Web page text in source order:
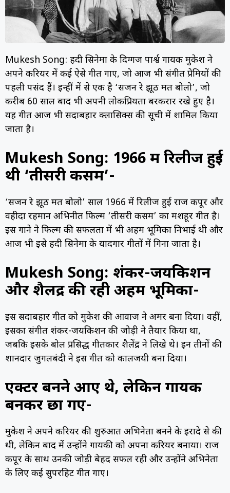
Mukesh Song: हिंदी सिनेमा के दिग्गज पार्श्व गायक मुकेश ने
अपने करियर में कई ऐसे गीत गाए, जो आज भी संगीत प्रेमियों की
पहली पसंद हैं। इन्हीं में से एक है ‘सजन रे झूठ मत बोलो’, जो
करीब 60 साल बाद भी अपनी लोकप्रियता बरकरार रखे हुए है।
यह गीत आज भी सदाबहार क्लासिक्स की सूची में शामिल किया
जाता है।
Mukesh Song: 1966 में रिलीज हुई
थी ‘तीसरी कसम’-
‘सजन रे झूठ मत बोलो’ साल 1966 में रिलीज हुई राज कपूर और
वहीदा रहमान अभिनीत फिल्म ‘तीसरी कसम’ का मशहूर गीत है।
इस गाने ने फिल्म की सफलता में भी अहम भूमिका निभाई थी और
आज भी इसे हिंदी सिनेमा के यादगार गीतों में गिना जाता है।
Mukesh Song: शंकर-जयकिशन
और शैलेंद्र की रही अहम भूमिका-
इस सदाबहार गीत को मुकेश की आवाज ने अमर बना दिया। वहीं,
इसका संगीत शंकर-जयकिशन की जोड़ी ने तैयार किया था,
जबकि इसके बोल प्रसिद्ध गीतकार शैलेंद्र ने लिखे थे। इन तीनों की
शानदार जुगलबंदी ने इस गीत को कालजयी बना दिया।
एक्टर बनने आए थे, लेकिन गायक
बनकर छा गए-
मुकेश ने अपने करियर की शुरुआत अभिनेता बनने के इरादे से की
थी, लेकिन बाद में उन्होंने गायकी को अपना करियर बनाया। राज
कपूर के साथ उनकी जोड़ी बेहद सफल रही और उन्होंने अभिनेता
के लिए कई सुपरहिट गीत गाए।